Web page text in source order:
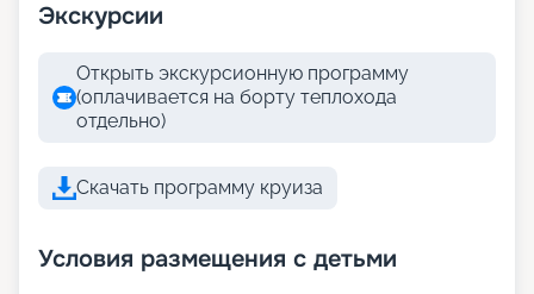
Экскурсии
Открыть экскурсионную программу
(оплачивается на борту теплохода
отдельно)
Скачать программу круиза
Условия размещения с детьми